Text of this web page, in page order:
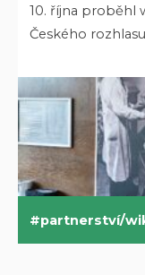
10. října proběhl
Českého
partnerství/